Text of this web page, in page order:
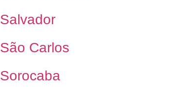
Salvador
São Carlos
Sorocaba